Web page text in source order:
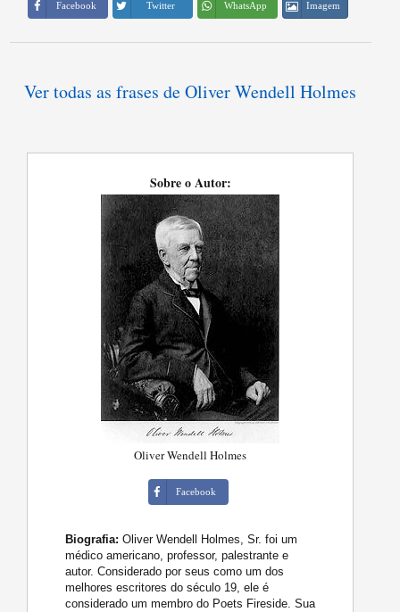
Facebook Twitter WhatsApp Imagem
Ver todas as frases de Oliver Wendell Holmes
Sobre o Autor:
Oliver Wendell Holmes
Facebook
Biografia: Oliver Wendell Holmes, Sr. foi um
médico americano, professor, palestrante e
autor. Considerado por seus como um dos
melhores escritores do século 19, ele é
considerado um membro do Poets Fireside. Sua